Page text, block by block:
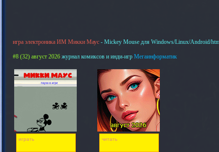
игра электроника ИМ Микки Маус - Mickey Mouse для Windows/Linux/Android/
#8 (32) август 2026 журнал комиксов и инди-игр Мегаинформатик
играть читать